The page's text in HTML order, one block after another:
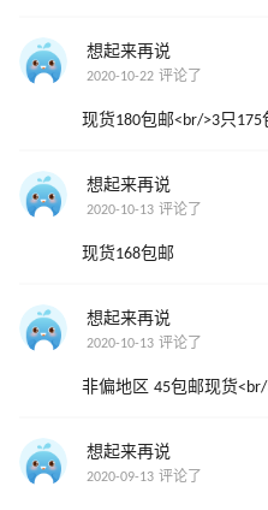
想起来再说
2020-10-22 评论了
现货180包邮<br/>3只175
想起来再说
2020-10-13 评论了
现货168包邮
想起来再说
2020-10-13 评论了
非偏地区 45包邮现货
想起来再说
2020-09-13 评论了